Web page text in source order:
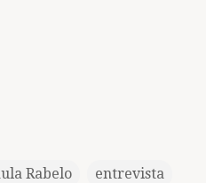
Rabelo entrevista